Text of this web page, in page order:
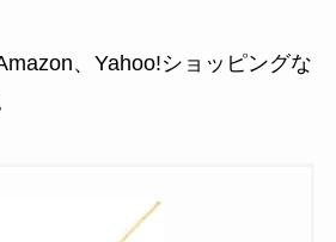
、Yahoo!ショッピングな